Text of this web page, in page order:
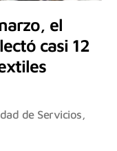
el
casi 12
de Servicios